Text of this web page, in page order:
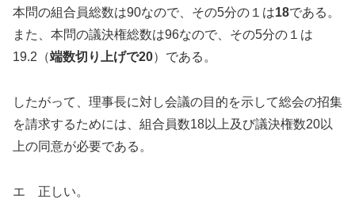
本問の組合員総数は90なので、その5分の１は18である。
また、本問の議決権総数は96なので、その5分の１は
19.2（端数切り上げで20）である。
したがって、理事長に対し会議の目的を示して総会の招集
を請求するためには、組合員数18以上及び議決権数20以
上の同意が必要である。
エ 正しい。